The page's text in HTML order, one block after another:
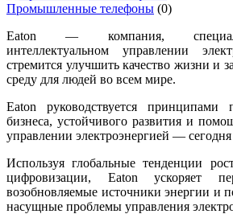
Промышленные телефоны (0)
Eaton — компания,
интеллектуальном управлении
стремится улучшить качество жизни и
среду для людей во всем мире.
Eaton руководствуется принципами
бизнеса, устойчивого развития и
управлении электроэнергией —
Используя глобальные тенденции
цифровизации, Eaton ускоряет
возобновляемые источники энергии и
насущные проблемы управления